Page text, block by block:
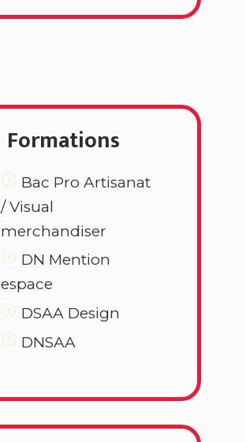
Formations
Bac Pro Artisanat
/ Visual
merchandiser
DN Mention
espace
DSAA Design
DNSAA